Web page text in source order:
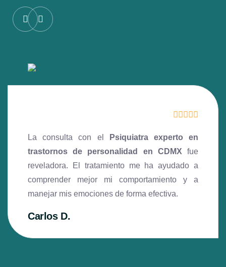
La consulta con el
Psiquiatra experto en
trastornos de personalidad en CDMX fue
reveladora. El tratamiento me ha ayudado a
comprender mejor mi comportamiento y a
manejar mis emociones de forma efectiva.
Carlos D.